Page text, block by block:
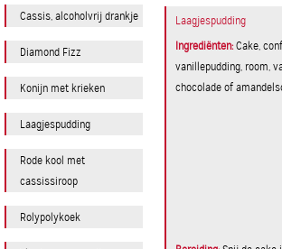
Cassis, alcoholvrij drankje
Diamond Fizz
Konijn met krieken
Laagjespudding
Rode kool met
cassissiroop
Rolypolykoek
Laagjespudding
Ingrediënten:​Cake,
vanillepudding, room,
chocolade of